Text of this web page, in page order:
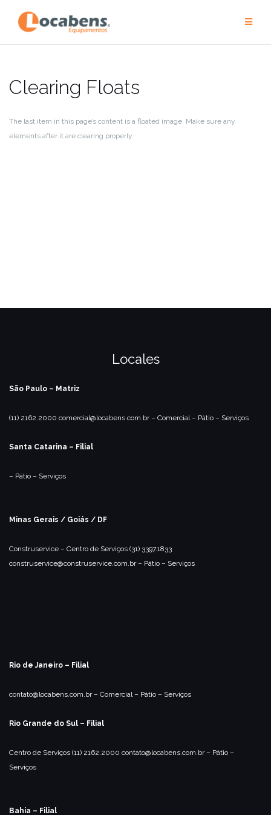
Clearing Floats
The last item in this page’s content is a floated image. Make sure any
elements after it are clearing properly.
Locales
São Paulo – Matriz
(11) 2162.2000 comercial@locabens.com.br– Comercial– Pátio – Serviços
Santa Catarina – Filial
– Pátio – Serviços
Minas Gerais / Goiás / DF
Construservice – Centro de Serviços (31) 3397.1833
construservice@construservice.com.br– Pátio – Serviços
Rio de Janeiro – Filial
contato@locabens.com.br– Comercial– Pátio – Serviços
Rio Grande do Sul – Filial
Centro de Serviços (11) 2162.2000 contato@locabens.com.br– Pátio –
Serviços
Bahia – Filial